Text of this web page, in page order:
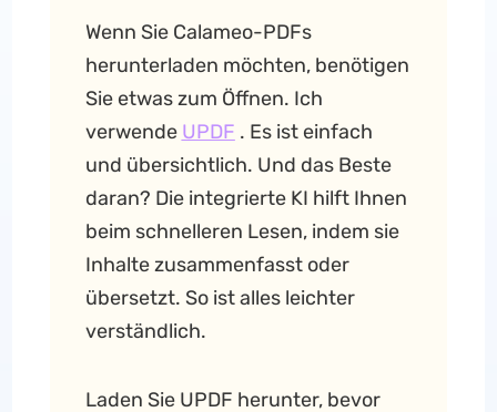
Wenn Sie Calameo-PDFs
herunterladen möchten, benötigen
Sie etwas zum Öffnen. Ich
verwende UPDF . Es ist einfach
und übersichtlich. Und das Beste
daran? Die integrierte KI hilft Ihnen
beim schnelleren Lesen, indem sie
Inhalte zusammenfasst oder
übersetzt. So ist alles leichter
verständlich.
Laden Sie UPDF herunter, bevor